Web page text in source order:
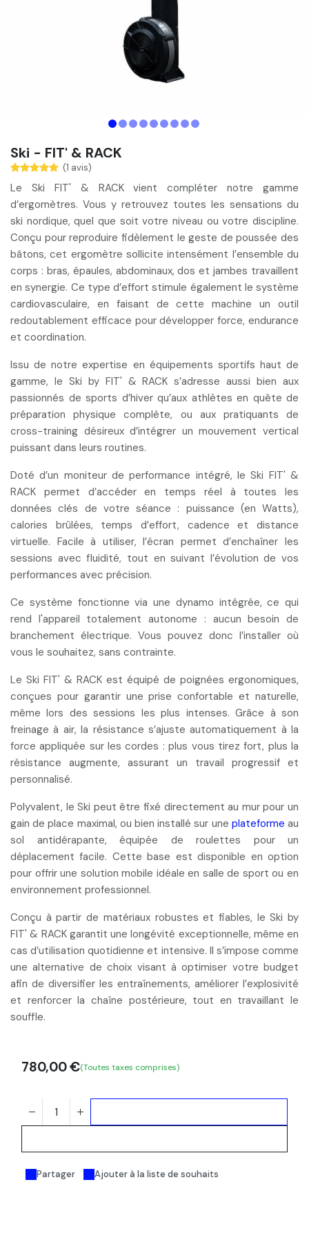
Ski - FIT' & RACK
(1 avis)
Le Ski FIT' & RACK vient compléter notre gamme
d’ergomètres. Vous y retrouvez toutes les sensations du
ski nordique, quel que soit votre niveau ou votre discipline.
Conçu pour reproduire fidèlement le geste de poussée des
bâtons, cet ergomètre sollicite intensément l’ensemble du
corps : bras, épaules, abdominaux, dos et jambes travaillent
en synergie. Ce type d’effortstimule également le système
cardiovasculaire, en faisant de cette machine un outil
redoutablement efficace pour développer force, endurance
et coordination.
Issu de notre expertise en équipements sportifs haut de
gamme, le Ski by FIT' & RACK s’adresse aussi bien aux
passionnés de sports d’hiverqu’aux athlètes en quête de
préparation physique complète, ou auxpratiquants de
cross-training désireux d’intégrer un mouvement vertical
puissant dans leurs routines.
Doté d’un moniteur de performance intégré, le Ski FIT' &
RACK permet d’accéder en temps réel à toutes les
données clés de votre séance : puissance (en Watts),
calories brûlées, temps d’effort, cadence et distance
virtuelle. Facile à utiliser, l’écran permet d’enchaîner les
sessions avec fluidité, tout en suivant l’évolution de vos
performances avec précision.
Ce système fonctionne via une dynamo intégrée, ce qui
rend l'appareil totalement autonome : aucun besoin de
branchement électrique. Vous pouvez donc l’installer où
vous le souhaitez, sans contrainte.
Le Ski FIT' & RACK est équipé de poignées ergonomiques,
conçues pour garantir une prise confortable et naturelle,
même lors des sessions les plus intenses. Grâce à son
freinage à air, la résistance s’ajuste automatiquement à la
force appliquée sur les cordes : plus vous tirez fort, plus la
résistance augmente, assurant un travail progressif et
personnalisé.
Polyvalent, le Ski peut être fixé directement au murpour un
gain de place maximal, ou bien installé sur une plateforme au
sol antidérapante, équipée de roulettes pour un
déplacement facile. Cette base est disponible en option
pour offrir une solution mobile idéale en salle de sport ou en
environnement professionnel.
Conçu à partir de matériaux robustes et fiables, le Ski by
FIT' & RACK garantit une longévité exceptionnelle, même en
cas d’utilisation quotidienne et intensive. Il s’impose comme
unealternative de choix visant àoptimiser votre budget
afin de diversifier les entraînements, améliorer l’explosivité
et renforcer la chaîne postérieure, tout en travaillant le
souffle.
Partager Ajouter à la liste de souhaits
780,00€(Toutes taxes comprises)